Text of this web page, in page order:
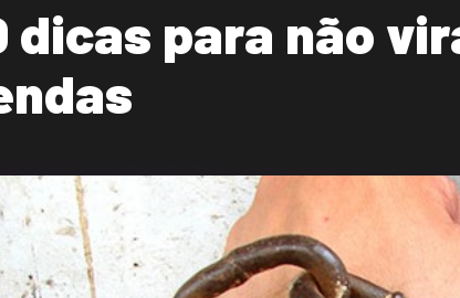
dicas para não